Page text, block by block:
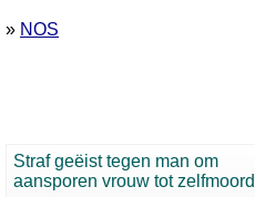
» NOS
Straf geëist tegen man om
aansporen vrouw tot zelfmoord